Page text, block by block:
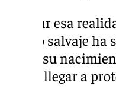
Acercar esa
estado salvaje
desde su
puede llegar a